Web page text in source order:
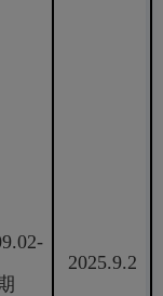
2025.9.2